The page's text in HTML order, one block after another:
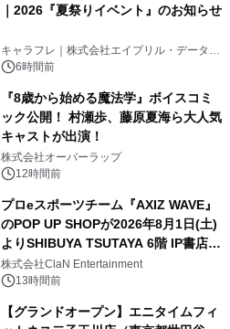
｜2026『夏祭りイベント』のお知らせ
キャラフレ｜株式会社エイプリル・データ・
デザインズ
6時間前
『8歳から始める魔法学』ボイスコミ
ック公開！ 村瀬歩、藤原夏海ら大人気
キャストが出演！
株式会社オーバーラップ
12時間前
プロeスポーツチーム『AXIZ WAVE』
のPOP UP SHOPが2026年8月1日(土)
よりSHIBUYA TSUTAYA 6階 IP書店で
開催決定！！
株式会社ClaN Entertainment
13時間前
【グランドオープン】エニタイムフィ